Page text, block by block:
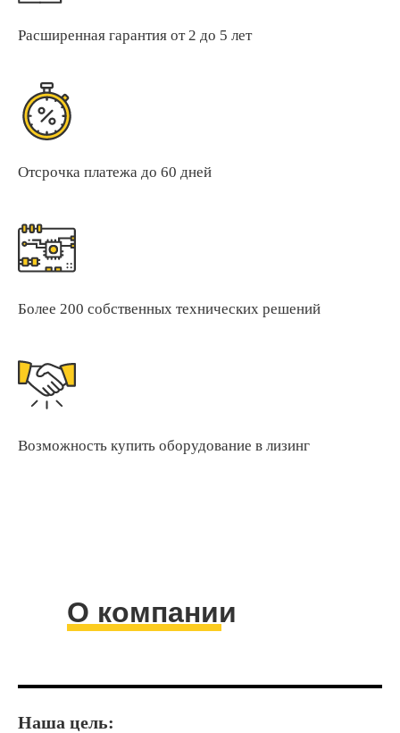
Расширенная гарантия от 2 до 5 лет
Отсрочка платежа до 60 дней
Более 200 собственных технических решений
Возможность купить оборудование в лизинг
О компании
Наша цель: